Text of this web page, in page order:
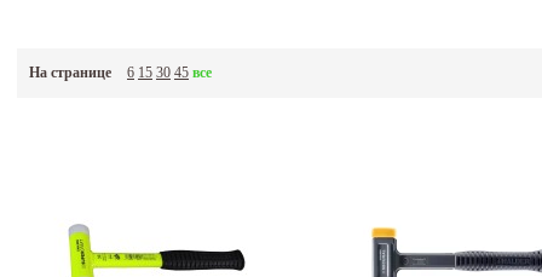
На странице 6 15 30 45 все